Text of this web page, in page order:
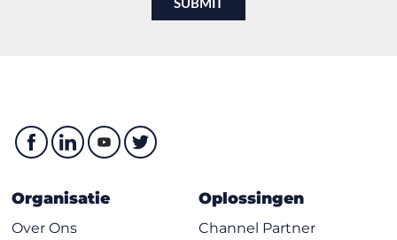
Organisatie
Over Ons
Oplossingen
Channel Partner